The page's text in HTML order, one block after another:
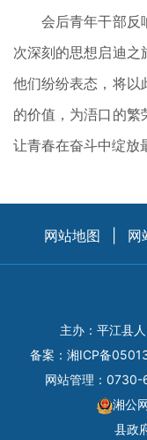
会后青年干部反
次深刻的思想启迪之
他们纷纷表态，将以
的价值，为浯口的繁
让青春在奋斗中绽放
网站地图 网
主办：平江县
备案： 湘ICP备
网站管理：
湘公
县政